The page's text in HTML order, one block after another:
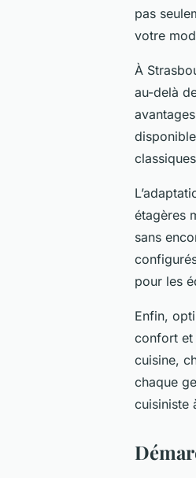
pas
votre
À
au-delà
étagères
sans
pour les
Enfin,
confort et
cuisine,
chaque
cuisiniste